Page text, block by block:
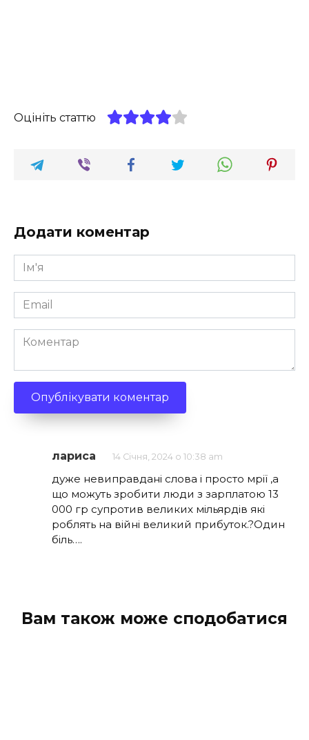
Оцініть статтю
Додати коментар
Ім'я
*
Email
*
Коментар
лариса 14 Січня, 2024 о 10:38 am
дуже невиправдані слова і просто мрії ,а
що можуть зробити люди з зарплатою 13
000 гр супротив великих мільярдів які
роблять на війні великий прибуток.?Один
біль….
Вам також може сподобатися